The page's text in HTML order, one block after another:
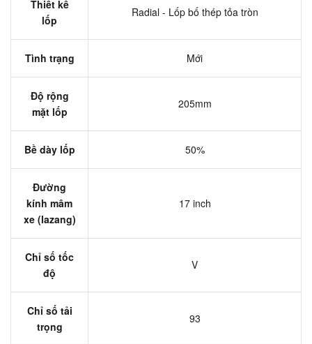
Thiết kế
lốp
Radial - Lốp bố thép tỏa tròn
Tình trạng Mới
Độ rộng
mặt lốp
205mm
Bề dày lốp 50%
Đường
kính mâm
xe (lazang)
17 inch
Chỉ số tốc
độ
V
Chỉ số tải
trọng
93